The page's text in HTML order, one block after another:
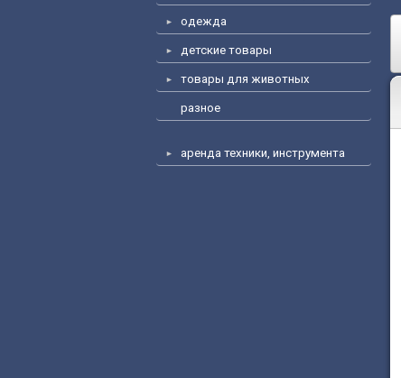
одежда
детские товары
товары для животных
разное
аренда техники, инструмента